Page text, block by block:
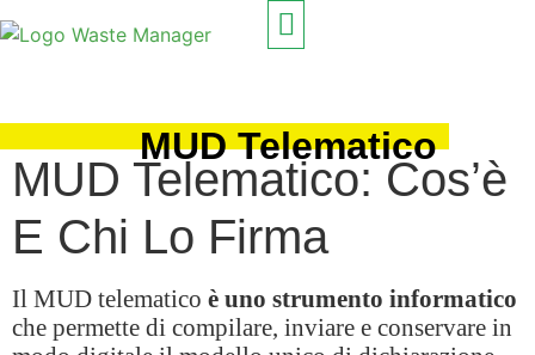
MUD Telematico
MUD Telematico: Cos’è
E Chi Lo Firma
Il MUD telematico è uno strumento informatico
che permette di compilare, inviare e conservare in